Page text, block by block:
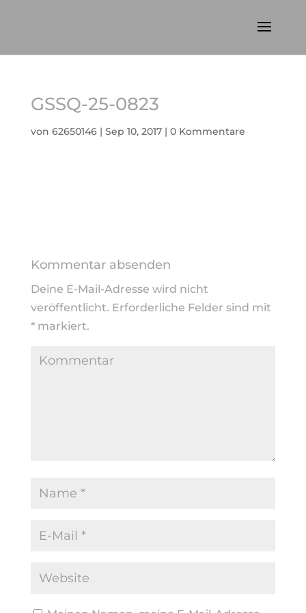
GSSQ-25-0823
von 62650146| Sep 10, 2017| 0 Kommentare
Kommentar absenden
Deine E-Mail-Adresse wird nicht
veröffentlicht. Erforderliche Felder sind mit
*markiert.